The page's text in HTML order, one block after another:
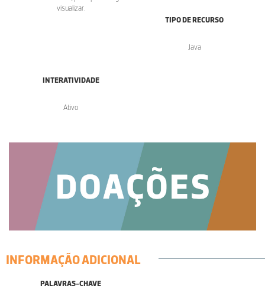
visualizar.
TIPO DE RECURSO
Java
INTERATIVIDADE
Ativo
INFORMAÇÃO ADICIONAL
PALAVRAS-CHAVE